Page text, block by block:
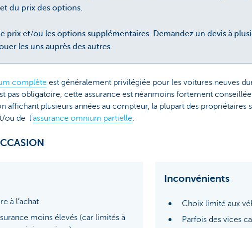
du prix des options.
prix et/ou les options supplémentaires. Demandez un devis à
les uns auprès des autres.
complète est généralement privilégiée pour les voitures neuves
pas obligatoire, cette assurance est néanmoins fortement
affichant plusieurs années au compteur, la plupart des propriétaires
ou de l'assurance omnium partielle.
à l’achat
moins élevés (car limités à
Inconvénients
Choix limité aux
Parfois des vices